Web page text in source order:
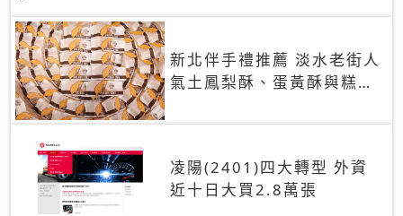
30年
新北伴手禮推薦 淡水老街人
氣土鳳梨酥、蛋黃酥與糕餅
凌陽(2401)四大轉型 外資
近十日大買2.8萬張